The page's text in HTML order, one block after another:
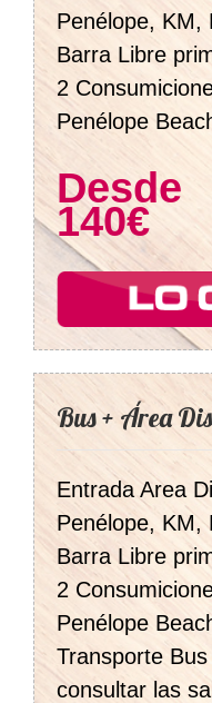
Penélope, KM,
Barra Libre
2
Penélope
Desde
140€
Bus + Área
Entrada Area
Penélope, KM,
Barra Libre
2
Penélope
Transporte
consultar las